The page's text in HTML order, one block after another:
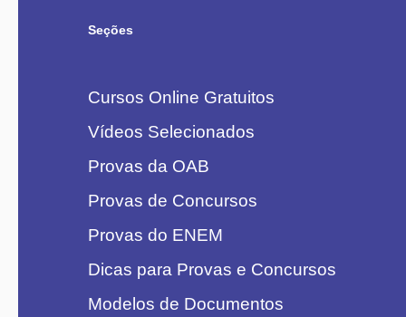
Seções
Cursos Online Gratuitos
Vídeos Selecionados
Provas da OAB
Provas de Concursos
Provas do ENEM
Dicas para Provas e Concursos
Modelos de Documentos